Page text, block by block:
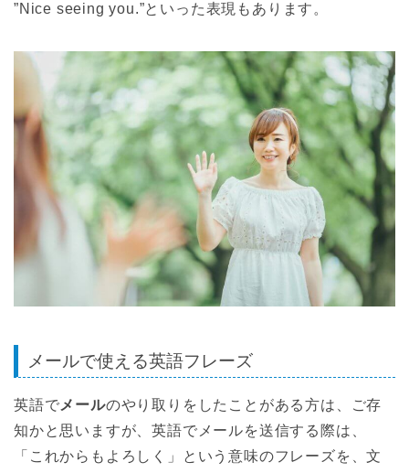
”Nice seeing you.”といった表現もあります。
メールで使える英語フレーズ
英語でメールのやり取りをしたことがある方は、ご存
知かと思いますが、英語でメールを送信する際は、
「これからもよろしく」という意味のフレーズを、文